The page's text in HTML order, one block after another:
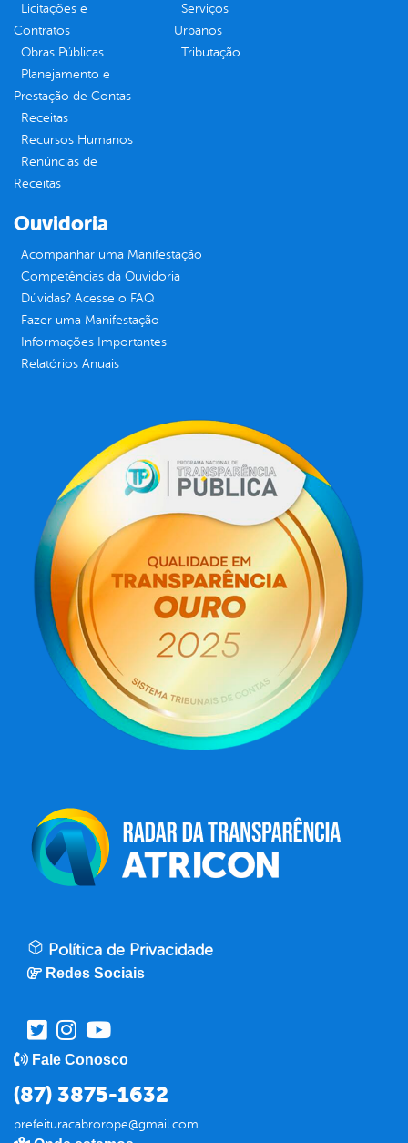
Licitações e
Contratos
Obras Públicas
Planejamento e
Prestação de Contas
Receitas
Recursos Humanos
Renúncias de
Receitas
Serviços
Urbanos
Tributação
Ouvidoria
Acompanhar uma Manifestação
Competências da Ouvidoria
Dúvidas? Acesse o FAQ
Fazer uma Manifestação
Informações Importantes
Relatórios Anuais
Política de Privacidade
Redes Sociais
Fale Conosco
(87) 3875-1632
prefeituracabrorope@gmail.com